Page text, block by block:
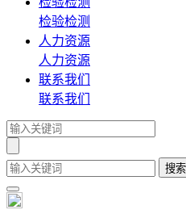
检验检测
人力资源
人力资源
联系我们
联系我们